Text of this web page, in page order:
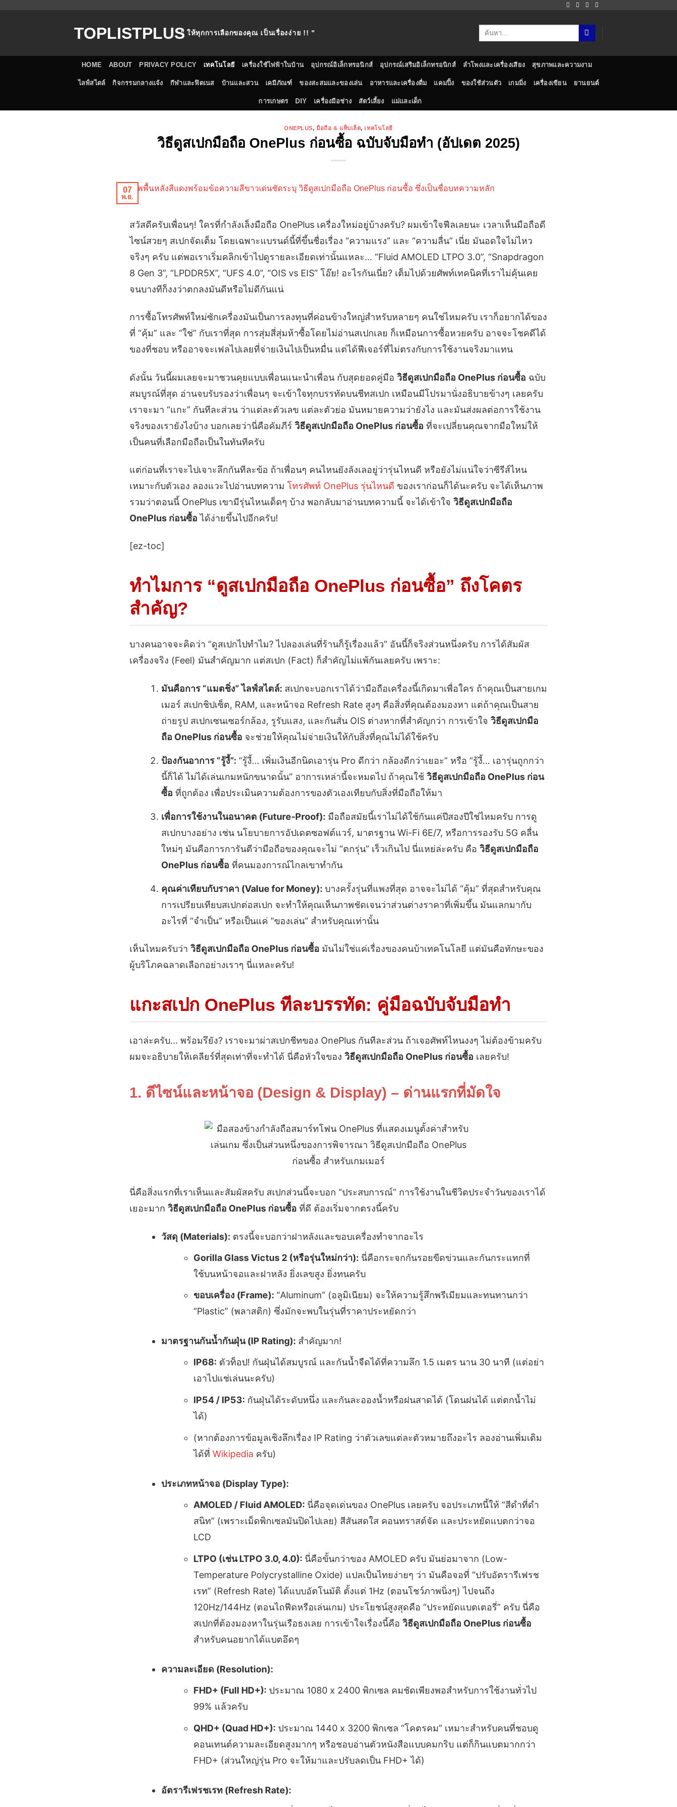
TOPLISTPLUS" ให้ทุกการเลือกของคุณ เป็นเรื่องง่าย !! "
HOME ABOUT PRIVACY POLICY เทคโนโลยี เครื่องใช้ไฟฟ้าในบ้าน อุปกรณ์อิเล็กทรอนิกส์ อุปกรณ์เสริมอิเล็กทรอนิกส์ ลำโพงและเครื่องเสียง สุขภาพและความงาม
ไลฟ์สไตล์ กิจกรรมกลางแจ้ง กีฬาและฟิตเนส บ้านและสวน เคมีภัณฑ์ ของสะสมและของเล่น อาหารและเครื่องดื่ม แคมปิ้ง ของใช้ส่วนตัว เกมมิ่ง เครื่องเขียน ยานยนต์
การเกษตร DIY เครื่องมือช่าง สัตว์เลี้ยง แม่และเด็ก
ONEPLUS,มือถือ & แท็บเล็ต, เทคโนโลยี
วิธีดูสเปกมือถือ OnePlus ก่อนซื้อ ฉบับจับมือทำ (อัปเดต 2025)
07
พ.ย.
สวัสดีครับเพื่อนๆ! ใครที่กำลังเล็งมือถือ OnePlus เครื่องใหม่อยู่บ้างครับ? ผมเข้าใจฟีลเลยนะ เวลาเห็นมือถือดี
ไซน์สวยๆ สเปกจัดเต็ม โดยเฉพาะแบรนด์นี้ที่ขึ้นชื่อเรื่อง “ความแรง” และ “ความลื่น” เนี่ย มันอดใจไม่ไหว
จริงๆ ครับ แต่พอเราเริ่มคลิกเข้าไปดูรายละเอียดเท่านั้นแหละ… “Fluid AMOLED LTPO 3.0”, “Snapdragon
8 Gen 3”, “LPDDR5X”, “UFS 4.0”, “OIS vs EIS” โอ๊ย! อะไรกันเนี่ย? เต็มไปด้วยศัพท์เทคนิคที่เราไม่คุ้นเคย
จนบางทีก็งงว่าตกลงมันดีหรือไม่ดีกันแน่
การซื้อโทรศัพท์ใหม่ซักเครื่องมันเป็นการลงทุนที่ค่อนข้างใหญ่สำหรับหลายๆ คนใช่ไหมครับ เราก็อยากได้ของ
ที่ “คุ้ม” และ “ใช่” กับเราที่สุด การสุ่มสี่สุ่มห้าซื้อโดยไม่อ่านสเปกเลย ก็เหมือนการซื้อหวยครับ อาจจะโชคดีได้
ของที่ชอบ หรืออาจจะเฟลไปเลยที่จ่ายเงินไปเป็นหมื่น แต่ได้ฟีเจอร์ที่ไม่ตรงกับการใช้งานจริงมาแทน
ดังนั้น วันนี้ผมเลยจะมาชวนคุยแบบเพื่อนแนะนำเพื่อน กับสุดยอดคู่มือ วิธีดูสเปกมือถือ OnePlus ก่อนซื้อ ฉบับ
สมบูรณ์ที่สุด อ่านจบรับรองว่าเพื่อนๆ จะเข้าใจทุกบรรทัดบนชีทสเปก เหมือนมีโปรมานั่งอธิบายข้างๆ เลยครับ
เราจะมา “แกะ” กันทีละส่วน ว่าแต่ละตัวเลข แต่ละตัวย่อ มันหมายความว่ายังไง และมันส่งผลต่อการใช้งาน
จริงของเรายังไงบ้าง บอกเลยว่านี่คือคัมภีร์ วิธีดูสเปกมือถือ OnePlus ก่อนซื้อ ที่จะเปลี่ยนคุณจากมือใหม่ให้
เป็นคนที่เลือกมือถือเป็นในทันทีครับ
แต่ก่อนที่เราจะไปเจาะลึกกันทีละข้อ ถ้าเพื่อนๆ คนไหนยังลังเลอยู่ว่ารุ่นไหนดี หรือยังไม่แน่ใจว่าซีรีส์ไหน
เหมาะกับตัวเอง ลองแวะไปอ่านบทความ โทรศัพท์ OnePlus รุ่นไหนดี ของเราก่อนก็ได้นะครับ จะได้เห็นภาพ
รวมว่าตอนนี้ OnePlus เขามีรุ่นไหนเด็ดๆ บ้าง พอกลับมาอ่านบทความนี้ จะได้เข้าใจ วิธีดูสเปกมือถือ
OnePlus ก่อนซื้อ ได้ง่ายขึ้นไปอีกครับ!
[ez-toc]
ทำไมการ “ดูสเปกมือถือ OnePlus ก่อนซื้อ” ถึงโคตร
สำคัญ?
บางคนอาจจะคิดว่า “ดูสเปกไปทำไม? ไปลองเล่นที่ร้านก็รู้เรื่องแล้ว” อันนี้ก็จริงส่วนหนึ่งครับ การได้สัมผัส
เครื่องจริง (Feel) มันสำคัญมาก แต่สเปก (Fact) ก็สำคัญไม่แพ้กันเลยครับ เพราะ:
มันคือการ “แมตชิ่ง” ไลฟ์สไตล์: สเปกจะบอกเราได้ว่ามือถือเครื่องนี้เกิดมาเพื่อใคร ถ้าคุณเป็นสายเกม
เมอร์ สเปกชิปเซ็ต, RAM, และหน้าจอ Refresh Rate สูงๆ คือสิ่งที่คุณต้องมองหา แต่ถ้าคุณเป็นสาย
ถ่ายรูป สเปกเซนเซอร์กล้อง, รูรับแสง, และกันสั่น OIS ต่างหากที่สำคัญกว่า การเข้าใจวิธีดูสเปกมือ
ถือ OnePlus ก่อนซื้อ จะช่วยให้คุณไม่จ่ายเงินให้กับสิ่งที่คุณไม่ได้ใช้ครับ
ป้องกันอาการ “รู้งี้”: “รู้งี้… เพิ่มเงินอีกนิดเอารุ่น Pro ดีกว่า กล้องดีกว่าเยอะ” หรือ “รู้งี้… เอารุ่นถูกกว่า
นี้ก็ได้ ไม่ได้เล่นเกมหนักขนาดนั้น” อาการเหล่านี้จะหมดไป ถ้าคุณใช้วิธีดูสเปกมือถือ OnePlus ก่อน
ซื้อ ที่ถูกต้อง เพื่อประเมินความต้องการของตัวเองเทียบกับสิ่งที่มือถือให้มา
เพื่อการใช้งานในอนาคต (Future-Proof): มือถือสมัยนี้เราไม่ได้ใช้กันแค่ปีสองปีใช่ไหมครับ การดู
สเปกบางอย่าง เช่น นโยบายการอัปเดตซอฟต์แวร์, มาตรฐาน Wi-Fi 6E/7, หรือการรองรับ 5G คลื่น
ใหม่ๆ มันคือการการันตีว่ามือถือของคุณจะไม่ “ตกรุ่น” เร็วเกินไป นี่แหย่ล่ะครับ คือวิธีดูสเปกมือถือ
OnePlus ก่อนซื้อ ที่คนมองการณ์ไกลเขาทำกัน
คุณค่าเทียบกับราคา (Value for Money): บางครั้งรุ่นที่แพงที่สุด อาจจะไม่ได้ “คุ้ม” ที่สุดสำหรับคุณ
การเปรียบเทียบสเปกต่อสเปก จะทำให้คุณเห็นภาพชัดเจนว่าส่วนต่างราคาที่เพิ่มขึ้น มันแลกมากับ
อะไรที่ “จำเป็น” หรือเป็นแค่ “ของเล่น” สำหรับคุณเท่านั้น
เห็นไหมครับว่า วิธีดูสเปกมือถือ OnePlus ก่อนซื้อ มันไม่ใช่แค่เรื่องของคนบ้าเทคโนโลยี แต่มันคือทักษะของ
ผู้บริโภคฉลาดเลือกอย่างเราๆ นี่แหละครับ!
แกะสเปก OnePlus ทีละบรรทัด: คู่มือฉบับจับมือทำ
เอาล่ะครับ… พร้อมรึยัง? เราจะมาผ่าสเปกชีทของ OnePlus กันทีละส่วน ถ้าเจอศัพท์ไหนงงๆ ไม่ต้องข้ามครับ
ผมจะอธิบายให้เคลียร์ที่สุดเท่าที่จะทำได้ นี่คือหัวใจของ วิธีดูสเปกมือถือ OnePlus ก่อนซื้อ เลยครับ!
1. ดีไซน์และหน้าจอ (Design & Display) – ด่านแรกที่มัดใจ
นี่คือสิ่งแรกที่เราเห็นและสัมผัสครับ สเปกส่วนนี้จะบอก “ประสบการณ์” การใช้งานในชีวิตประจำวันของเราได้
เยอะมาก วิธีดูสเปกมือถือ OnePlus ก่อนซื้อ ที่ดี ต้องเริ่มจากตรงนี้ครับ
วัสดุ (Materials): ตรงนี้จะบอกว่าฝาหลังและขอบเครื่องทำจากอะไร
Gorilla Glass Victus 2 (หรือรุ่นใหม่กว่า): นี่คือกระจกกันรอยขีดข่วนและกันกระแทกที่
ใช้บนหน้าจอและฝาหลัง ยิ่งเลขสูง ยิ่งทนครับ
ขอบเครื่อง (Frame): “Aluminum” (อลูมิเนียม) จะให้ความรู้สึกพรีเมียมและทนทานกว่า
“Plastic” (พลาสติก) ซึ่งมักจะพบในรุ่นที่ราคาประหยัดกว่า
มาตรฐานกันน้ำกันฝุ่น (IP Rating): สำคัญมาก!
IP68: ตัวท็อป! กันฝุ่นได้สมบูรณ์ และกันน้ำจืดได้ที่ความลึก 1.5 เมตร นาน 30 นาที (แต่อย่า
เอาไปแช่เล่นนะครับ)
IP54 / IP53: กันฝุ่นได้ระดับหนึ่ง และกันละอองน้ำหรือฝนสาดได้ (โดนฝนได้ แต่ตกน้ำไม่
ได้)
(หากต้องการข้อมูลเชิงลึกเรื่อง IP Rating ว่าตัวเลขแต่ละตัวหมายถึงอะไร ลองอ่านเพิ่มเติม
ได้ที่ Wikipedia ครับ)
ประเภทหน้าจอ (Display Type):
AMOLED / Fluid AMOLED: นี่คือจุดเด่นของ OnePlus เลยครับ จอประเภทนี้ให้ “สีดำที่ดำ
สนิท” (เพราะเม็ดพิกเซลมันปิดไปเลย) สีสันสดใส คอนทราสต์จัด และประหยัดแบตกว่าจอ
LCD
LTPO (เช่น LTPO 3.0, 4.0): นี่คือขั้นกว่าของ AMOLED ครับ มันย่อมาจาก (Low-
Temperature Polycrystalline Oxide) แปลเป็นไทยง่ายๆ ว่า มันคือจอที่ “ปรับอัตรารีเฟรช
เรท” (Refresh Rate) ได้แบบอัตโนมัติ ตั้งแต่ 1Hz (ตอนโชว์ภาพนิ่งๆ) ไปจนถึง
120Hz/144Hz (ตอนไถฟีดหรือเล่นเกม) ประโยชน์สูงสุดคือ “ประหยัดแบตเตอรี่” ครับ นี่คือ
สเปกที่ต้องมองหาในรุ่นเรือธงเลย การเข้าใจเรื่องนี้คือ วิธีดูสเปกมือถือ OnePlus ก่อนซื้อ
สำหรับคนอยากได้แบตอึดๆ
ความละเอียด (Resolution):
FHD+ (Full HD+): ประมาณ 1080 x 2400 พิกเซล คมชัดเพียงพอสำหรับการใช้งานทั่วไป
99% แล้วครับ
QHD+ (Quad HD+): ประมาณ 1440 x 3200 พิกเซล “โคตรคม” เหมาะสำหรับคนที่ชอบดู
คอนเทนต์ความละเอียดสูงมากๆ หรือชอบอ่านตัวหนังสือแบบคมกริบ แต่ก็กินแบตมากกว่า
FHD+ (ส่วนใหญ่รุ่น Pro จะให้มาและปรับลดเป็น FHD+ ได้)
อัตรารีเฟรชเรท (Refresh Rate):